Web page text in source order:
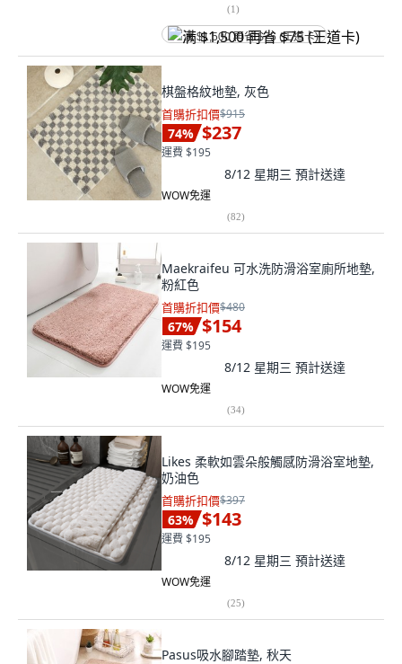
(1)
满 $1,500 再省 $75 (王道卡)
棋盤格紋地墊, 灰色
首購折扣價$915
74% $237
運費 $195
8/12 星期三 預計送達
WOW免運
(82)
Maekraifeu 可水洗防滑浴室廁所地墊,
粉紅色
首購折扣價$480
67% $154
運費 $195
8/12 星期三 預計送達
WOW免運
(34)
Likes 柔軟如雲朵般觸感防滑浴室地墊,
奶油色
首購折扣價$397
63% $143
運費 $195
8/12 星期三 預計送達
WOW免運
(25)
Pasus吸水腳踏墊, 秋天